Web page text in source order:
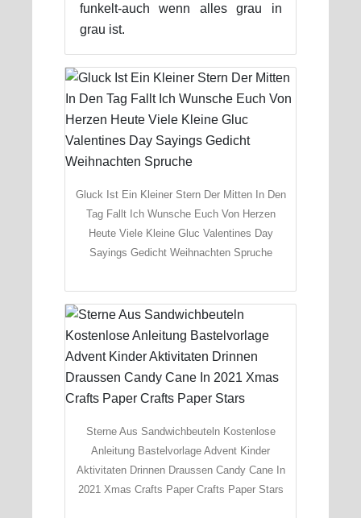
funkelt-auch wenn alles grau in
grau ist.
Gluck Ist Ein Kleiner Stern Der Mitten In Den
Tag Fallt Ich Wunsche Euch Von Herzen
Heute Viele Kleine Gluc Valentines Day
Sayings Gedicht Weihnachten Spruche
Sterne Aus Sandwichbeuteln Kostenlose
Anleitung Bastelvorlage Advent Kinder
Aktivitaten Drinnen Draussen Candy Cane In
2021 Xmas Crafts Paper Crafts Paper Stars